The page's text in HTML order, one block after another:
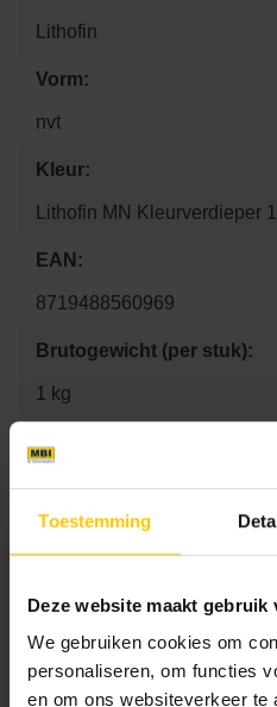
Toestemming
Deze website maakt gebruik
We gebruiken cookies om
personaliseren, om functies
en om ons websiteverkeer te
Lithofin
Vorm:
nvt
Kleur:
Lithofin MN Kleurverdieper
EAN:
8719488560969
Brutogewicht (per stuk):
1 kg
10 kg
Aantal per m2:
0 mm